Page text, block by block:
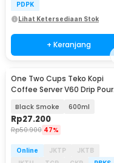
PDPK
Lihat Ketersediaan Stok
+ Keranjang
One Two Cups Teko Kopi
Coffee Server V60 Drip Pour
Black Smoke 600ml
Rp27.200
Rp50.900 47%
Online JKTP
JKTB